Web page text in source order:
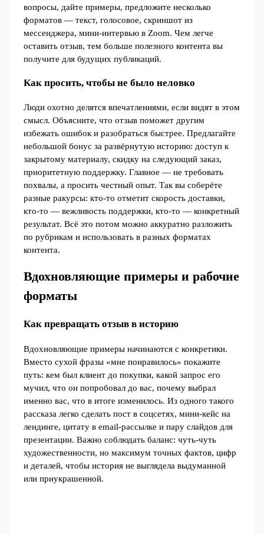
вопросы, дайте примеры, предложите несколько
форматов — текст, голосовое, скриншот из
мессенджера, мини-интервью в Zoom. Чем легче
оставить отзыв, тем больше полезного контента вы
получите для будущих публикаций.
Как просить, чтобы не было неловко
Люди охотно делятся впечатлениями, если видят в этом
смысл. Объясните, что отзыв поможет другим
избежать ошибок и разобраться быстрее. Предлагайте
небольшой бонус за развёрнутую историю: доступ к
закрытому материалу, скидку на следующий заказ,
приоритетную поддержку. Главное — не требовать
похвалы, а просить честный опыт. Так вы соберёте
разные ракурсы: кто-то отметит скорость доставки,
кто-то — вежливость поддержки, кто-то — конкретный
результат. Всё это потом можно аккуратно разложить
по рубрикам и использовать в разных форматах
контента.
Вдохновляющие примеры и рабочие
форматы
Как превращать отзыв в историю
Вдохновляющие примеры начинаются с конкретики.
Вместо сухой фразы «мне понравилось» покажите
путь: кем был клиент до покупки, какой запрос его
мучил, что он попробовал до вас, почему выбрал
именно вас, что в итоге изменилось. Из одного такого
рассказа легко сделать пост в соцсетях, мини-кейс на
лендинге, цитату в email-рассылке и пару слайдов для
презентации. Важно соблюдать баланс: чуть-чуть
художественности, но максимум точных фактов, цифр
и деталей, чтобы история не выглядела выдуманной
или приукрашенной.